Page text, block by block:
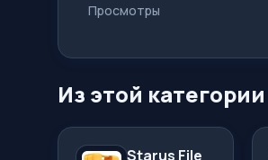
Просмотры
Из этой категории
Starus File